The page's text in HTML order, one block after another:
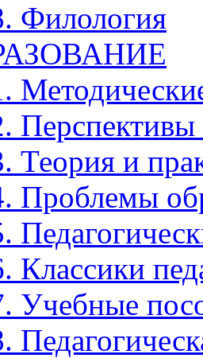
Филология
Перспективы
Теория и
Проблемы
Классики
Учебные